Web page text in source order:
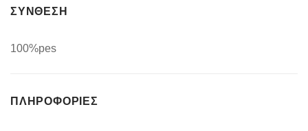
ΣΥΝΘΕΣΗ
100%pes
ΠΛΗΡΟΦΟΡΊΕΣ